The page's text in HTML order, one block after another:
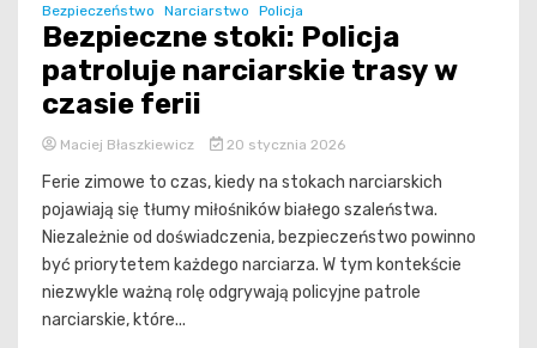
Bezpieczeństwo Narciarstwo Policja
Bezpieczne stoki: Policja
patroluje narciarskie trasy w
czasie ferii
Maciej Błaszkiewicz 20 stycznia 2026
Ferie zimowe to czas, kiedy na stokach narciarskich
pojawiają się tłumy miłośników białego szaleństwa.
Niezależnie od doświadczenia, bezpieczeństwo powinno
być priorytetem każdego narciarza. W tym kontekście
niezwykle ważną rolę odgrywają policyjne patrole
narciarskie, które...